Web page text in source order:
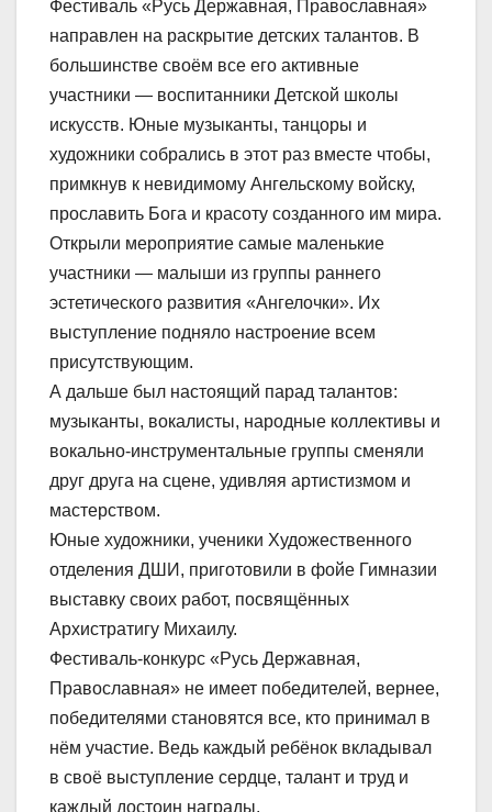
Фестиваль «Русь Державная, Православная»
направлен на раскрытие детских талантов. В
большинстве своём все его активные
участники — воспитанники Детской школы
искусств. Юные музыканты, танцоры и
художники собрались в этот раз вместе чтобы,
примкнув к невидимому Ангельскому войску,
прославить Бога и красоту созданного им мира.
Открыли мероприятие самые маленькие
участники — малыши из группы раннего
эстетического развития «Ангелочки». Их
выступление подняло настроение всем
присутствующим.
А дальше был настоящий парад талантов:
музыканты, вокалисты, народные коллективы и
вокально-инструментальные группы сменяли
друг друга на сцене, удивляя артистизмом и
мастерством.
Юные художники, ученики Художественного
отделения ДШИ, приготовили в фойе Гимназии
выставку своих работ, посвящённых
Архистратигу Михаилу.
Фестиваль-конкурс «Русь Державная,
Православная» не имеет победителей, вернее,
победителями становятся все, кто принимал в
нём участие. Ведь каждый ребёнок вкладывал
в своё выступление сердце, талант и труд и
каждый достоин награды.